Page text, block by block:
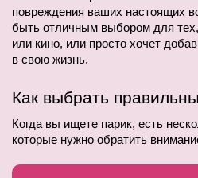
повреждения ваших настоящих
быть отличным выбором для тех,
или кино, или просто хочет
в свою жизнь.
Как выбрать
Когда вы ищете парик, есть
которые нужно обратить